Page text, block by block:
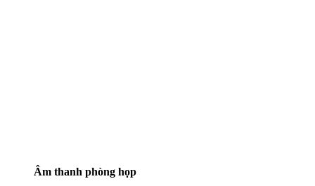
Âm thanh phòng họp